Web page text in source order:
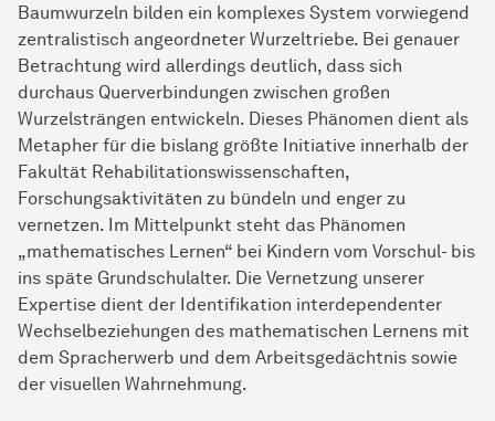
Baumwurzeln bilden ein komplexes System vorwiegend
zentralistisch angeordneter Wurzeltriebe. Bei genauer
Betrachtung wird allerdings deutlich, dass sich
durchaus Querverbindungen zwischen großen
Wurzelsträngen entwickeln. Dieses Phänomen dient als
Metapher für die bislang größte Initiative innerhalb der
Fakultät Rehabilitationswissenschaften,
Forschungsaktivitäten zu bündeln und enger zu
vernetzen. Im Mittelpunkt steht das Phänomen
„mathematisches Lernen“ bei Kindern vom Vorschul- bis
ins späte Grundschulalter. Die Vernetzung unserer
Expertise dient der Identifikation interdependenter
Wechselbeziehungen des mathematischen Lernens mit
dem Spracherwerb und dem Arbeitsgedächtnis sowie
der visuellen Wahrnehmung.